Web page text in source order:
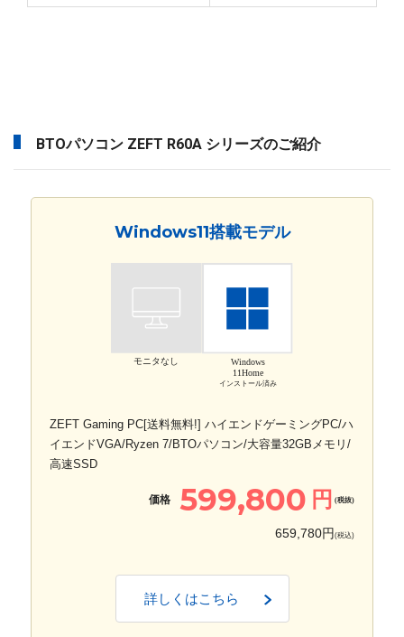
BTOパソコン ZEFT R60A シリーズのご紹介
Windows11搭載モデル
モニタなし
Windows
11Home
インストール済み
ZEFT Gaming PC[送料無料!] ハイエンドゲーミングPC/ハ
イエンドVGA/Ryzen 7/BTOパソコン/大容量32GBメモリ/
高速SSD
価格 599,800 円 (税抜)
659,780円 (税込)
詳しくはこちら